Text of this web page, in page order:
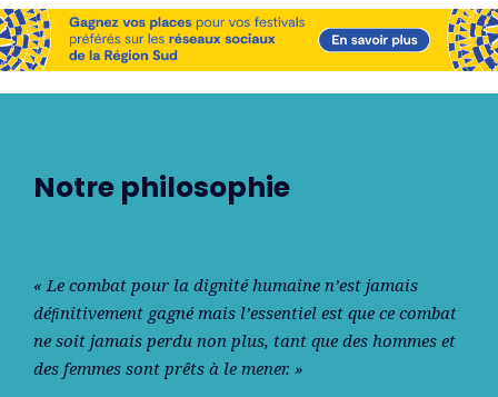
Notre philosophie
« Le combat pour la dignité humaine n’est jamais
déﬁnitivement gagné mais l’essentiel est que ce combat
ne soit jamais perdu non plus, tant que des hommes et
des femmes sont prêts à le mener. »